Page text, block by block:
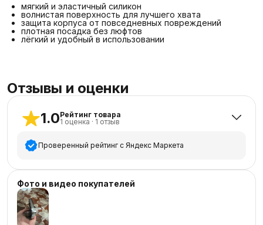
мягкий и эластичный силикон
волнистая поверхность для лучшего хвата
защита корпуса от повседневных повреждений
плотная посадка без люфтов
лёгкий и удобный в использовании
Отзывы и оценки
1.0Рейтинг товара
1 оценка · 1 отзыв
Проверенный рейтинг с Яндекс Маркета
5 звёзд
0
4 звезды
3 звезды
2 звезды
Фото и видео покупателей